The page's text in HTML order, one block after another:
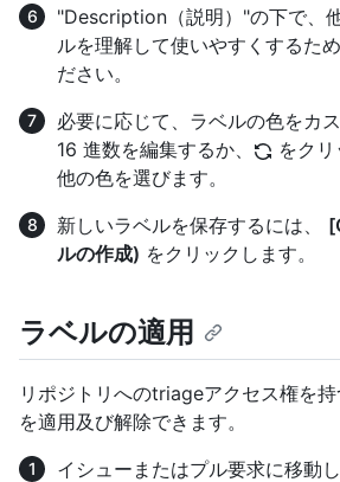
"Description（説明）"の下で、
ルを理解して使いやすくするた
ださい。
必要に応じて、ラベルの色をカ
16 進数を編集するか、
をク
他の色を選びます。
新しいラベルを保存するには、
ルの作成) をクリックします。
ラベルの適用
リポジトリへのtriageアクセス権を
を適用及び解除できます。
イシューまたはプル要求に移動し